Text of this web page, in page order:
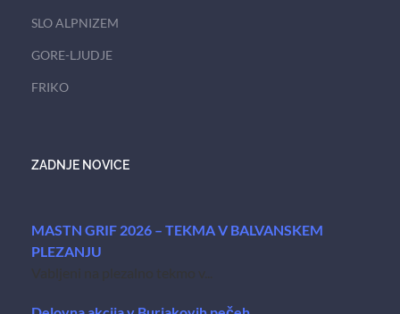
SLO ALPNIZEM
GORE-LJUDJE
FRIKO
ZADNJE NOVICE
MASTN GRIF 2026 – TEKMA V BALVANSKEM
PLEZANJU
Vabljeni na plezalno tekmo v...